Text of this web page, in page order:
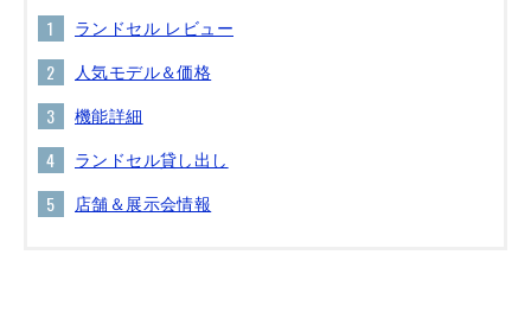
ランドセル レビュー
人気モデル＆価格
機能詳細
ランドセル貸し出し
店舗＆展示会情報